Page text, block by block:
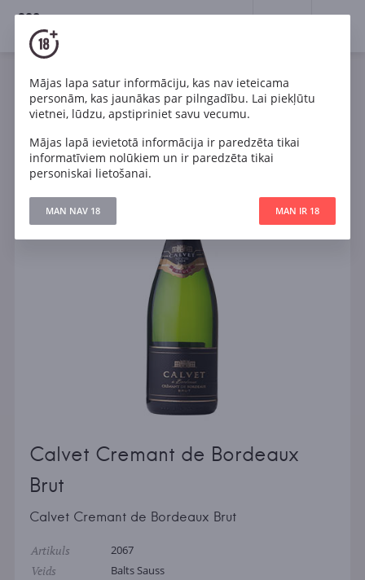
18+
Dzirkstošais Balts Sauss
Francija
Calvet Cremant de Bordeaux Brut
Calvet Cremant de Bordeaux
Brut
Calvet Cremant de Bordeaux Brut
Artikuls 2067
Veids Balts Sauss
Mājas lapa satur informāciju, kas nav ieteicama
personām, kas jaunākas par pilngadību. Lai piekļūtu
vietnei, lūdzu, apstipriniet savu vecumu.
Mājas lapā ievietotā informācija ir paredzēta tikai
informatīviem nolūkiem un ir paredzēta tikai
personiskai lietošanai.
MAN NAV 18 MAN IR 18